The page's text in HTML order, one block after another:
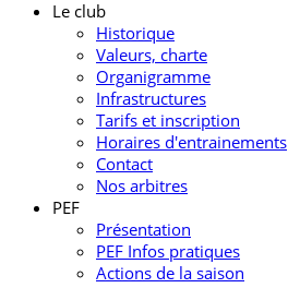
Le club
Historique
Valeurs, charte
Organigramme
Infrastructures
Tarifs et inscription
Horaires d'entrainements
Contact
Nos arbitres
PEF
Présentation
PEF Infos pratiques
Actions de la saison